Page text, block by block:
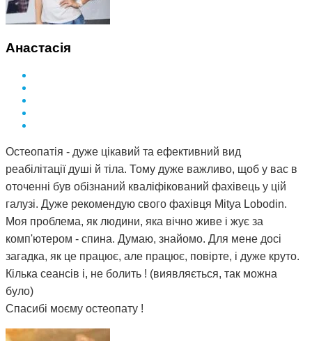
просто пощастило і я на досвідченого фахівця
натрапила. А ще кажуть, що здоров'я за гроші не купиш.
Анастасія
Остеопатія - дуже цікавий та ефективний вид
реабілітації душі й тіла. Тому дуже важливо, щоб у вас в
оточенні був обізнаний кваліфікований фахівець у цій
галузі. Дуже рекомендую свого фахівця Mitya Lobodin.
Моя проблема, як людини, яка вічно живе і жує за
комп'ютером - спина. Думаю, знайомо. Для мене досі
загадка, як це працює, але працює, повірте, і дуже круто.
Кілька сеансів і, не болить ! (виявляється, так можна
було)
Спасибі моєму остеопату !